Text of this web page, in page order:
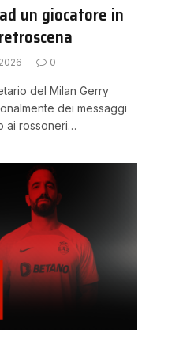
un giocatore in
0
del Milan Gerry
dei messaggi
ai rossoneri…